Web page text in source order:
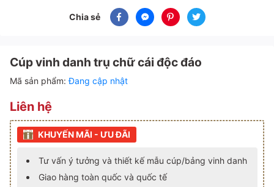
Chia sẻ
Cúp vinh danh trụ chữ cái độc đáo
Mã sản phẩm:Đang cập nhật
Liên hệ
KHUYẾN MÃI - ƯU ĐÃI
Tư vấn ý tưởng và thiết kế mẫu cúp/bảng vinh danh
Giao hàng toàn quốc và quốc tế